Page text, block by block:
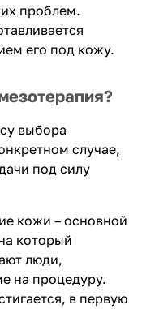
проблем.
его под кожу.
выбора
случае,
под силу
кожи – основной
который
люди,
на процедуру.
в первую